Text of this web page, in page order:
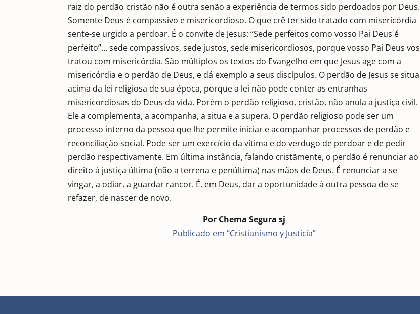
raiz do perdão cristão não é outra senão a experiência de termos sido perdoados por Deus.
Somente Deus é compassivo e misericordioso. O que crê ter sido tratado com misericórdia
sente-se urgido a perdoar. É o convite de Jesus: “Sede perfeitos como vosso Pai Deus é
perfeito”… sede compassivos, sede justos, sede misericordiosos, porque vosso Pai Deus vos
tratou com misericórdia. São múltiplos os textos do Evangelho em que Jesus age com a
misericórdia e o perdão de Deus, e dá exemplo a seus discípulos. O perdão de Jesus se situa
acima da lei religiosa de sua época, porque a lei não pode conter as entranhas
misericordiosas do Deus da vida. Porém o perdão religioso, cristão, não anula a justiça civil.
Ele a complementa, a acompanha, a situa e a supera. O perdão religioso pode ser um
processo interno da pessoa que lhe permite iniciar e acompanhar processos de perdão e
reconciliação social. Pode ser um exercício da vítima e do verdugo de perdoar e de pedir
perdão respectivamente. Em última instância, falando cristãmente, o perdão é renunciar ao
direito à justiça última (não a terrena e penúltima) nas mãos de Deus. É renunciar a se
vingar, a odiar, a guardar rancor. É, em Deus, dar a oportunidade à outra pessoa de se
refazer, de nascer de novo.
Por Chema Segura sj
Publicado em “Cristianismo y Justicia”